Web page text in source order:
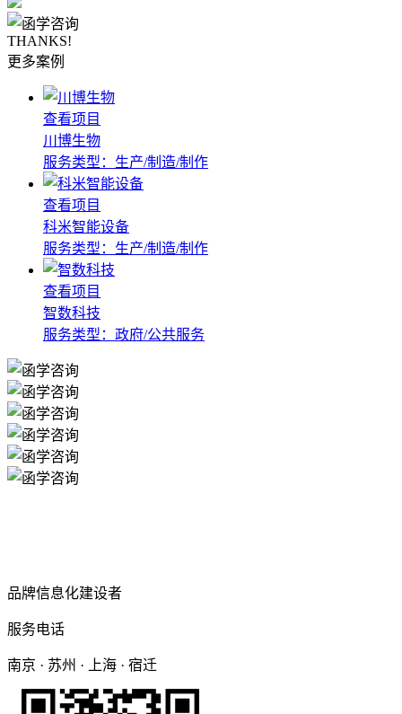
THANKS!
更多案例
查看项目
川博生物
服务类型：生产/制造/制作
查看项目
科米智能设备
服务类型：生产/制造/制作
查看项目
智数科技
服务类型：政府/公共服务
品牌信息化建设者
服务电话
南京 · 苏州 · 上海 · 宿迁